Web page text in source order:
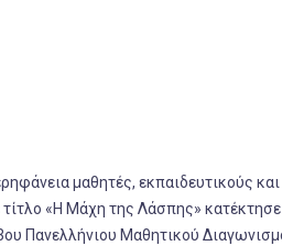
μαθητές, εκπαιδευτικούς
«Η Μάχη της Λάσπης»
Πανελλήνιου Μαθητικού